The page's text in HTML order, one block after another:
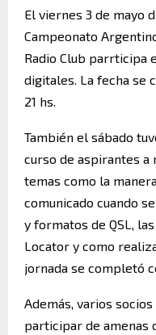
El viernes 3 de mayo
Campeonato
Radio Club parrticipa
digitales. La fecha se
21 hs.
También el sábado
curso de aspirantes a
temas como la
comunicado cuando
y formatos de QSL,
Locator y como
jornada se completó
Además, varios
participar de amenas